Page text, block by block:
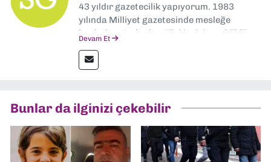
43 yıldır gazetecilik yapıyorum. 1983
yılında Milliyet gazetesinde mesleğe
başladım. Ardından Türkiye’nin en köklü
muhabir, editör, müdür yardımcısı ve spor
müdürü olarak görev yaptım. Ayrıca Yeni
Gazetesi'nde editörlük yapıyorum
Devam Et
Bunlar da ilginizi çekebilir